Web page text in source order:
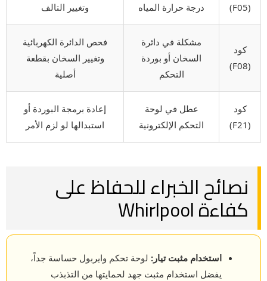
(F05)
درجة حرارة المياه
وتغيير التالف
كود
(F08)
مشكلة في دائرة
السخان أو بوردة
التحكم
فحص الدائرة الكهربائية
وتغيير السخان بقطعة
أصلية
كود
(F21)
عطل في لوحة
التحكم الإلكترونية
إعادة برمجة البوردة أو
استبدالها لو لزم الأمر
نصائح الخبراء للحفاظ على
كفاءة Whirlpool
استخدام مثبت تيار: لوحة تحكم وايربول حساسة جداً،
يفضل استخدام مثبت جهد لحمايتها من التذبذب